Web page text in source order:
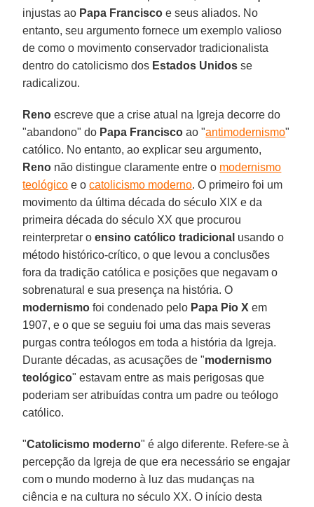
injustas ao Papa Francisco e seus aliados. No
entanto, seu argumento fornece um exemplo valioso
de como o movimento conservador tradicionalista
dentro do catolicismo dos Estados Unidos se
radicalizou.
Reno escreve que a crise atual na Igreja decorre do
"abandono" do Papa Francisco ao "antimodernismo"
católico. No entanto, ao explicar seu argumento,
Reno não distingue claramente entre o modernismo
teológico e ocatolicismo moderno. O primeiro foi um
movimento da última década do século XIX e da
primeira década do século XX que procurou
reinterpretar oensino católico tradicional usando o
método histórico-crítico, o que levou a conclusões
fora da tradição católica e posições que negavam o
sobrenatural e sua presença na história. O
modernismo foi condenado pelo Papa Pio X em
1907, e o que se seguiu foi uma das mais severas
purgas contra teólogos em toda a história da Igreja.
Durante décadas, as acusações de "modernismo
teológico" estavam entre as mais perigosas que
poderiam ser atribuídas contra um padre ou teólogo
católico.
"Catolicismo moderno" é algo diferente. Refere-se à
percepção da Igreja de que era necessário se engajar
com o mundo moderno à luz das mudanças na
ciência e na cultura no século XX. O início desta